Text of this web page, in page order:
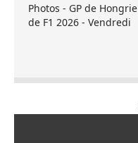
Photos - GP de Hongrie
de F1 2026 - Vendredi